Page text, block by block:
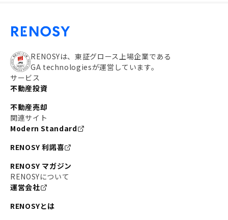
RENOSYは、東証グロース上場企業である
GA technologiesが運営しています。
サービス
不動産投資
不動産売却
関連サイト
Modern Standard
RENOSY 利諾喜
RENOSY マガジン
RENOSYについて
運営会社
RENOSYとは